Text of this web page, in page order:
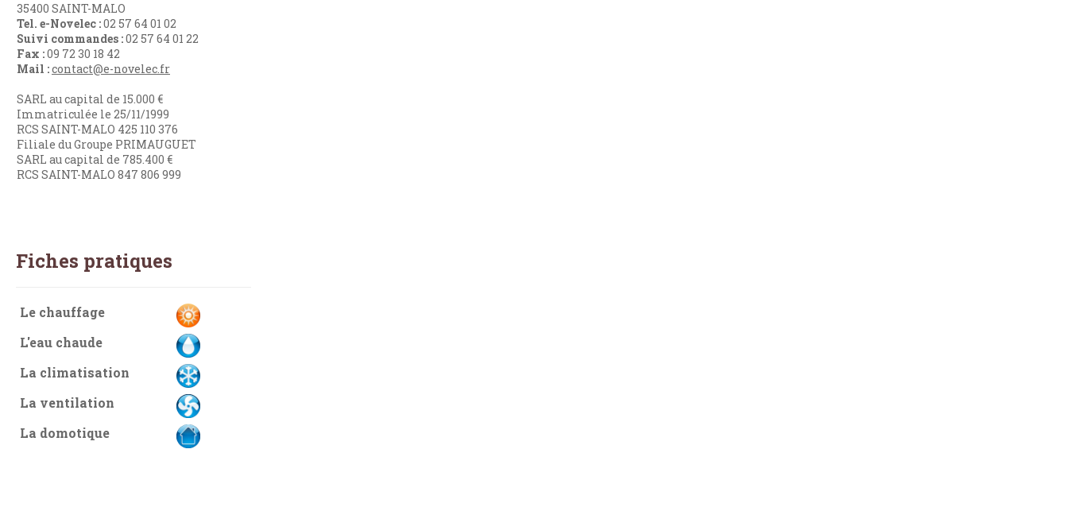
35400 SAINT-MALO
Tel. e-Novelec :02 57 64 01 02
Suivi commandes :02 57 64 01 22
Fax :09 72 30 18 42
Mail :contact@e-novelec.fr
SARL au capital de 15.000 €
Immatriculée le 25/11/1999
RCS SAINT-MALO 425 110 376
Filiale du Groupe PRIMAUGUET
SARL au capital de 785.400 €
RCS SAINT-MALO 847 806 999
Fiches pratiques
Le chauffage
L'eau chaude
La climatisation
La ventilation
La domotique